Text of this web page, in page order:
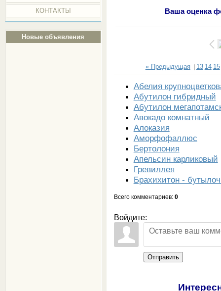
КОНТАКТЫ
Новые объявления
Ваша оценка
« Предыдущая| 13 14 15
Абелия
Абутилон гибридный
Абутилон
Авокадо комнатный
Алоказия
Аморфофаллюс
Бертолония
Апельсин карликовый
Гревиллея
Брахихитон -
Всего комментариев: 0
Войдите:
Отправить